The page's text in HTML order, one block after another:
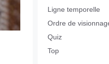
Ligne temporelle
Ordre de
Quiz
Top